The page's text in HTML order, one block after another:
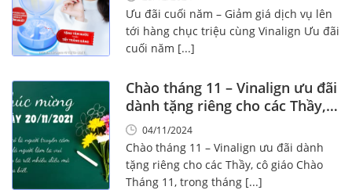
Ưu đãi cuối năm – Giảm giá dịch vụ lên
tới hàng chục triệu cùng Vinalign Ưu đãi
cuối năm [...]
Chào tháng 11 – Vinalign ưu đãi
dành tặng riêng cho các Thầy,
cô giáo
04/11/2024
Chào tháng 11 – Vinalign ưu đãi dành
tặng riêng cho các Thầy, cô giáo Chào
Tháng 11, trong tháng [...]